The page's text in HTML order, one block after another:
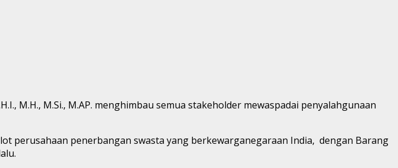
M.H., M.Si., M.AP. menghimbau semua stakeholder mewaspadai penyalahgunaan
perusahaan penerbangan swasta yang berkewarganegaraan India, dengan Barang